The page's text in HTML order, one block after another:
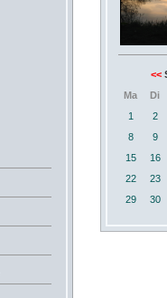
<<
Ma
Di
1
2
8
9
15
16
22
23
29
30